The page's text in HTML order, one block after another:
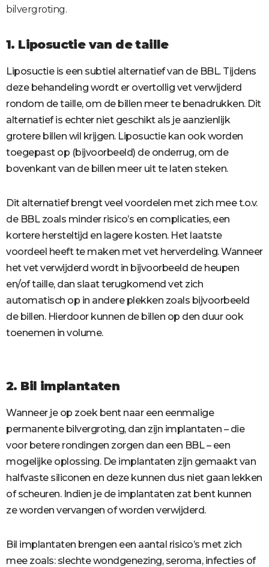
bilvergroting.
1. Liposuctie van de taille
Liposuctie is een subtiel alternatief van de BBL. Tijdens
deze behandeling wordt er overtollig vet verwijderd
rondom de taille, om de billen meer te benadrukken. Dit
alternatief is echter niet geschikt als je aanzienlijk
grotere billen wil krijgen. Liposuctie kan ook worden
toegepast op (bijvoorbeeld) de onderrug, om de
bovenkant van de billen meer uit te laten steken.
Dit alternatief brengt veel voordelen met zich mee t.o.v.
de BBL zoals minder risico’s en complicaties, een
kortere hersteltijd en lagere kosten. Het laatste
voordeel heeft te maken met vet herverdeling. Wanneer
het vet verwijderd wordt in bijvoorbeeld de heupen
en/of taille, dan slaat terugkomend vet zich
automatisch op in andere plekken zoals bijvoorbeeld
de billen. Hierdoor kunnen de billen op den duur ook
toenemen in volume.
2. Bil implantaten
Wanneer je op zoek bent naar een eenmalige
permanente bilvergroting, dan zijn implantaten – die
voor betere rondingen zorgen dan een BBL – een
mogelijke oplossing. De implantaten zijn gemaakt van
halfvaste siliconen en deze kunnen dus niet gaan lekken
of scheuren. Indien je de implantaten zat bent kunnen
ze worden vervangen of worden verwijderd.
Bil implantaten brengen een aantal risico’s met zich
mee zoals: slechte wondgenezing, seroma, infecties of